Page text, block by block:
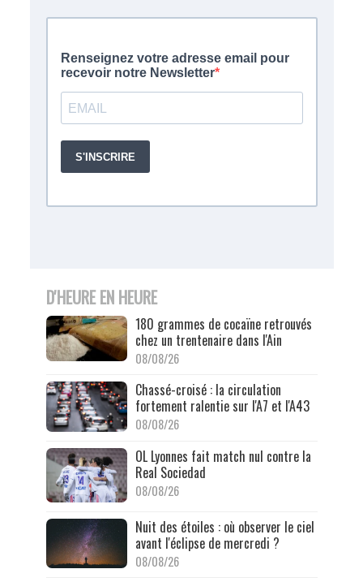
D'HEURE EN HEURE
180 grammes de cocaïne retrouvés
chez un trentenaire dans l'Ain
08/08/26
Chassé-croisé : la circulation
fortement ralentie sur l'A7 et l'A43
08/08/26
OL Lyonnes fait match nul contre la
Real Sociedad
08/08/26
Nuit des étoiles : où observer le ciel
avant l'éclipse de mercredi ?
08/08/26